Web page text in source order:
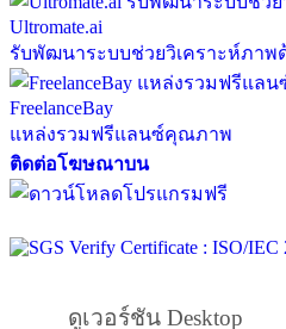
Ultromate.ai
รับพัฒนาระบบช่วยวิเคราะห์ภาพ
FreelanceBay
แหล่งรวมฟรีแลนซ์คุณภาพ
ติดต่อโฆษณาบน
ดูเวอร์ชัน Desktop